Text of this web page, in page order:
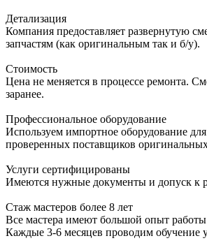
Детализация
Компания предоставляет развернутую
запчастям (как оригинальным так и б/у).
Стоимость
Цена не меняется в процессе ремонта.
заранее.
Профессиональное оборудование
Используем импортное оборудование
проверенных поставщиков оригинальных
Услуги сертифицированы
Имеются нужные документы и допуск к
Стаж мастеров более 8 лет
Все мастера имеют большой опыт
Каждые 3-6 месяцев проводим обучение